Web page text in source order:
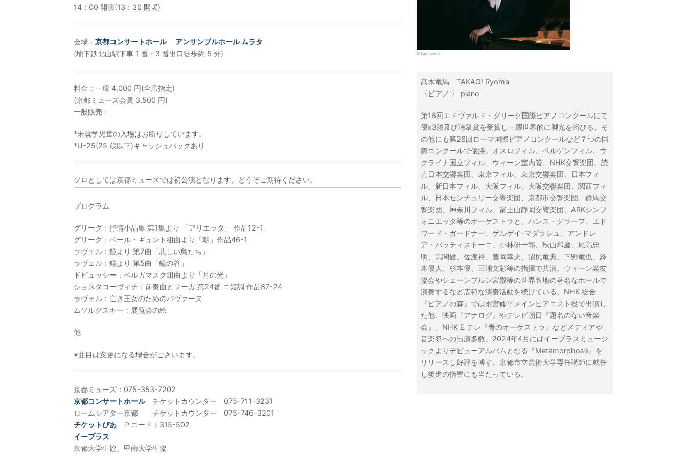
14：00 開演(13：30 開場)
会場： 京都コンサートホール アンサンブルホール ムラタ
(地下鉄北山駅下車 1 番・3 番出口徒歩約 5 分)
料金：一般 4,000 円(全席指定)
(京都ミューズ会員 3,500 円)
一般販売：
*未就学児童の入場はお断りしています。
*U-25(25 歳以下)キャッシュバックあり
ソロとしては京都ミューズでは初公演となります。どうぞご期待ください。
プログラム
グリーグ：抒情小品集 第1集より 「アリエッタ」 作品12-1
グリーグ：ペール・ギュント組曲より「朝」作品46-1
ラヴェル：鏡より 第2曲「悲しい鳥たち」
ラヴェル：鏡より 第5曲「鐘の谷」
ドビュッシー：ベルガマスク組曲より「月の光」
ショスタコーヴィチ：前奏曲とフーガ 第24番 ニ短調 作品87-24
ラヴェル：亡き王女のためのパヴァーヌ
ムソルグスキー：展覧会の絵
他
※曲目は変更になる場合がございます。
京都ミューズ：075-353-7202
京都コンサートホールチケットカウンター 075-711-3231
ロームシアター京都 チケットカウンター 075-746-3201
チケットぴあ Ｐコード：315-502
イープラス
京都大学生協、甲南大学生協
©Yuji-Ueno
髙木竜馬 TAKAGI Ryoma
〈ピアノ 〉 piano
第16回エドヴァルド・グリーグ国際ピアノコンクールにて
優x3勝及び聴衆賞を受賞し一躍世界的に脚光を浴びる。そ
の他にも第26回ローマ国際ピアノコンクールなど７つの国
際コンクールで優勝。オスロフィル、ベルゲンフィル、ウ
クライナ国立フィル、ウィーン室内管、NHK交響楽団、読
売日本交響楽団、東京フィル、東京交響楽団、日本フィ
ル、新日本フィル、大阪フィル、大阪交響楽団、関西フィ
ル、日本センチュリー交響楽団、京都市交響楽団、群馬交
響楽団、神奈川フィル、富士山静岡交響楽団、ARKシンフ
ォニエッタ等のオーケストラと、ハンス・グラーフ、エド
ワード・ガードナー、ゲルゲイ･マダラシュ、アンドレ
ア・バッティストーニ、小林研一郎、秋山和慶、尾高忠
明、高関健、佐渡裕、藤岡幸夫、沼尻竜典、下野竜也、鈴
木優人、杉本優、三浦文彰等の指揮で共演。ウィーン楽友
協会やシェーンブルン宮殿等の世界各地の著名なホールで
演奏するなど広範な演奏活動を続けている。NHK 総合
『ピアノの森』では雨宮修平メインピアニスト役で出演し
た他、映画『アナログ』やテレビ朝日『題名のない音楽
会』、NHK E テレ『青のオーケストラ』などメディアや
音楽祭への出演多数。2024年4月にはイープラスミュージ
ックよりデビューアルバムとなる『Metamorphose』を
リリースし好評を博す。京都市立芸術大学専任講師に就任
し後進の指導にも当たっている。